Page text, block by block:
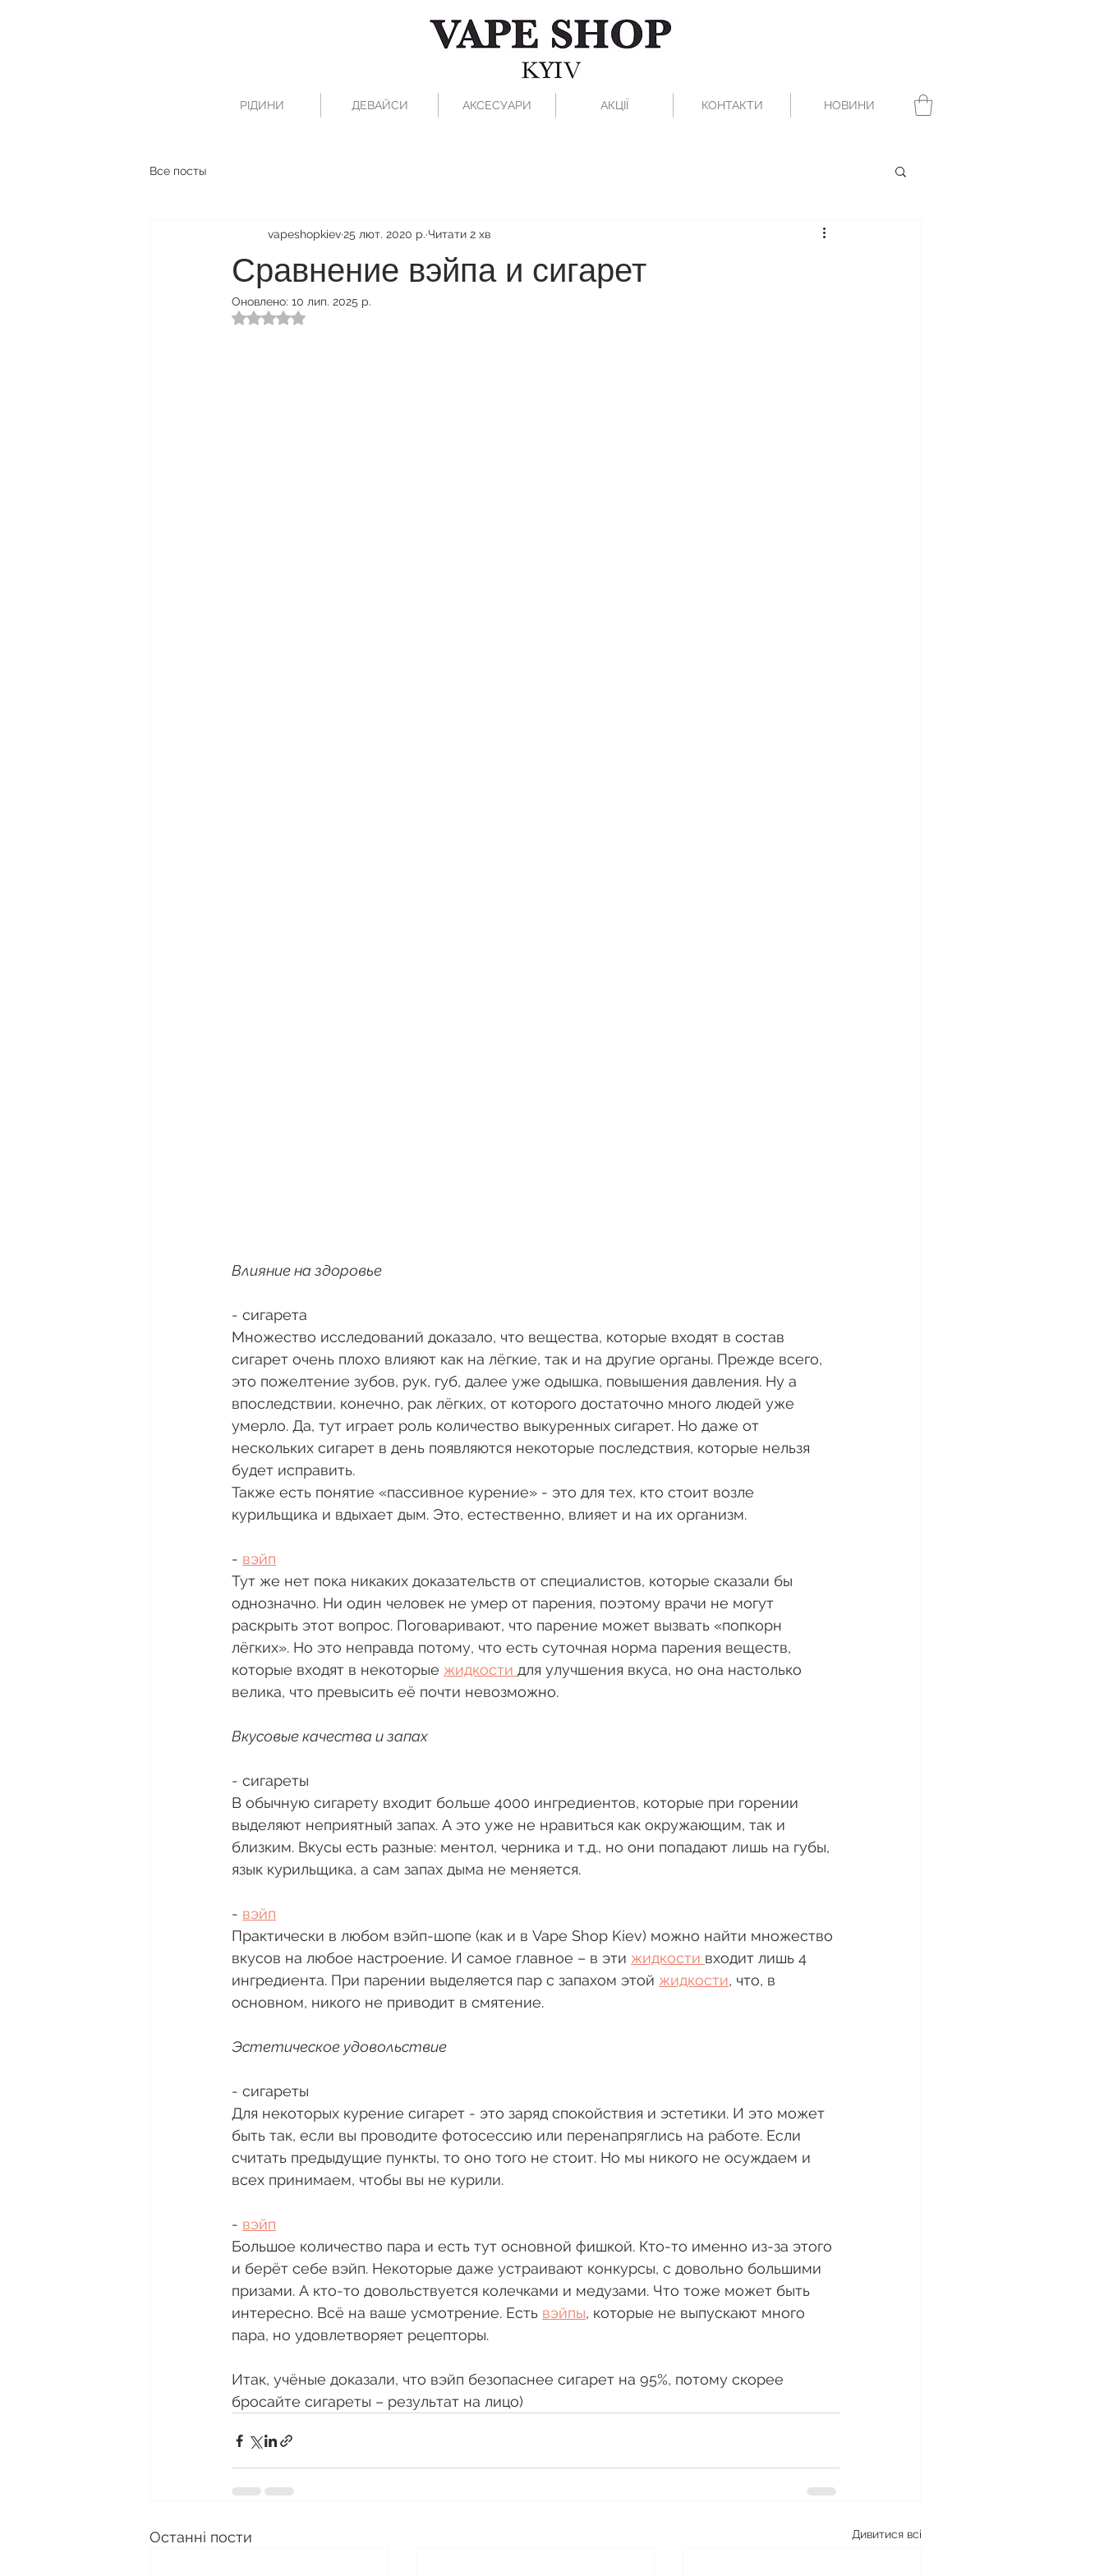
РІДИНИ ДЕВАЙСИ АКСЕСУАРИ АКЦІЇ КОНТАКТИ НОВИНИ
Все посты
Сравнение вэйпа и сигарет
vapeshopkiev25 лют. 2020 р. Читати 2 хв
Оновлено: 10 лип. 2025 р.
Оцінка: NaN з 5 зірок.
Влияние на здоровье
- сигарета
Множество исследований доказало, что вещества, которые входят в состав
сигарет очень плохо влияют как на лёгкие, так и на другие органы. Прежде всего,
это пожелтение зубов, рук, губ, далее уже одышка, повышения давления. Ну а
впоследствии, конечно, рак лёгких, от которого достаточно много людей уже
умерло. Да, тут играет роль количество выкуренных сигарет. Но даже от
нескольких сигарет в день появляются некоторые последствия, которые нельзя
будет исправить.
Также есть понятие «пассивное курение» - это для тех, кто стоит возле
курильщика и вдыхает дым. Это, естественно, влияет и на их организм.
- вэйп
Тут же нет пока никаких доказательств от специалистов, которые сказали бы
однозначно. Ни один человек не умер от парения, поэтому врачи не могут
раскрыть этот вопрос. Поговаривают, что парение может вызвать «попкорн
лёгких». Но это неправда потому, что есть суточная норма парения веществ,
которые входят в некоторые жидкости для улучшения вкуса, но она настолько
велика, что превысить её почти невозможно.
Вкусовые качества и запах
- сигареты
В обычную сигарету входит больше 4000 ингредиентов, которые при горении
выделяют неприятный запах. А это уже не нравиться как окружающим, так и
близким. Вкусы есть разные: ментол, черника и т.д., но они попадают лишь на губы,
язык курильщика, а сам запах дыма не меняется.
- вэйп
Практически в любом вэйп-шопе (как и в Vape Shop Kiev) можно найти множество
вкусов на любое настроение. И самое главное – в эти жидкости входит лишь 4
ингредиента. При парении выделяется пар с запахом этой жидкости, что, в
основном, никого не приводит в смятение.
Эстетическое удовольствие
- сигареты
Для некоторых курение сигарет - это заряд спокойствия и эстетики. И это может
быть так, если вы проводите фотосессию или перенапряглись на работе. Если
считать предыдущие пункты, то оно того не стоит. Но мы никого не осуждаем и
всех принимаем, чтобы вы не курили.
- вэйп
Большое количество пара и есть тут основной фишкой. Кто-то именно из-за этого
и берёт себе вэйп. Некоторые даже устраивают конкурсы, с довольно большими
призами. А кто-то довольствуется колечками и медузами. Что тоже может быть
интересно. Всё на ваше усмотрение. Есть вэйпы, которые не выпускают много
пара, но удовлетворяет рецепторы.
Итак, учёные доказали, что вэйп безопаснее сигарет на 95%, потому скорее
бросайте сигареты – результат на лицо)
Останні пости Дивитися всі